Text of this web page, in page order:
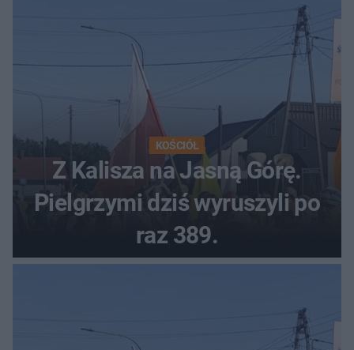
KOŚCIÓŁ
Z Kalisza na Jasną Górę.
Pielgrzymi dziś wyruszyli po
raz 389.